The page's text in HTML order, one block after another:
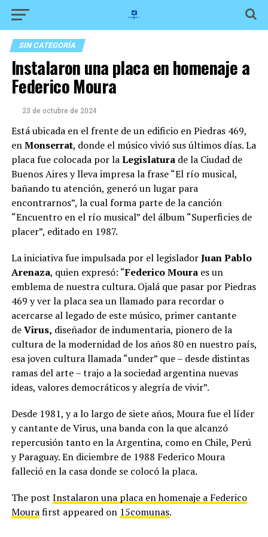
SIN CATEGORÍA
Instalaron una placa en homenaje a
Federico Moura
23 de octubre de 2024
Está ubicada en el frente de un edificio en Piedras 469,
enMonserrat, donde el músico vivió sus últimos días. La
placa fue colocada por laLegislaturade la Ciudad de
Buenos Aires y lleva impresa la frase “El río musical,
bañando tu atención, generó un lugar para
encontrarnos”, la cual forma parte de la canción
“Encuentro en el río musical” del álbum “Superficies de
placer”, editado en 1987.
La iniciativa fue impulsada por el legisladorJuan Pablo
Arenaza, quien expresó: “Federico Mouraes un
emblema de nuestra cultura. Ojalá que pasar por Piedras
469 y ver la placa sea un llamado para recordar o
acercarse al legado de este músico, primer cantante
deVirus, diseñador de indumentaria, pionero de la
cultura de la modernidad de los años 80 en nuestro país,
esa joven cultura llamada “under” que – desde distintas
ramas del arte – trajo a la sociedad argentina nuevas
ideas, valores democráticos y alegría de vivir”.
Desde 1981, y a lo largo de siete años, Moura fue el líder
y cantante de Virus, una banda con la que alcanzó
repercusión tanto en la Argentina, como en Chile, Perú
y Paraguay. En diciembre de 1988 Federico Moura
falleció en la casa donde se colocó la placa.
The post Instalaron una placa en homenaje a Federico
Mourafirst appeared on 15comunas.